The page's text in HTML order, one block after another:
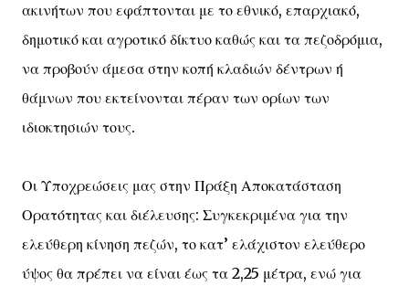
ακινήτων που εφάπτονται με το εθνικό, επαρχιακό,
δημοτικό και αγροτικό δίκτυο καθώς και τα πεζοδρόμια,
να προβούν άμεσα στην κοπή κλαδιών δέντρων ή
θάμνων που εκτείνονται πέραν των ορίων των
ιδιοκτησιών τους.
Οι Υποχρεώσεις μας στην Πράξη Αποκατάσταση
Ορατότητας και διέλευσης: Συγκεκριμένα για την
ελεύθερη κίνηση πεζών, το κατ’ ελάχιστον ελεύθερο
ύψος θα πρέπει να είναι έως τα 2,25 μέτρα, ενώ για